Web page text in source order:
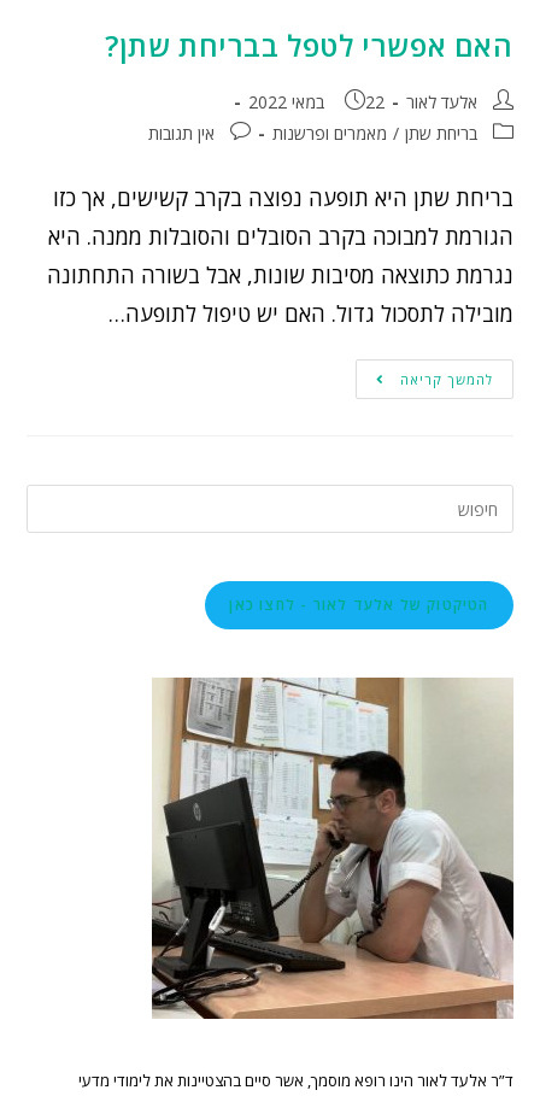
האם אפשרי לטפל בבריחת שתן?
אלעד לאור
22 במאי 2022
בריחת שתן / מאמרים ופרשנות אין תגובות
בריחת שתן היא תופעה נפוצה בקרב קשישים, אך כזו
הגורמת למבוכה בקרב הסובלים והסובלות ממנה. היא
נגרמת כתוצאה מסיבות שונות, אבל בשורה התחתונה
מובילה לתסכול גדול. האם יש טיפול לתופעה…
להמשך קריאה
הטיקטוק של אלעד לאור - לחצו כאן
ד”ר אלעד לאור הינו רופא מוסמך, אשר סיים בהצטיינות את לימודי מדעי